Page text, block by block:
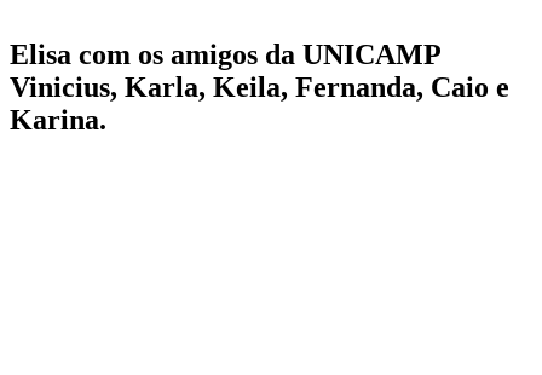
Elisa com os amigos da UNICAMP
Vinicius, Karla, Keila, Fernanda, Caio e
Karina.